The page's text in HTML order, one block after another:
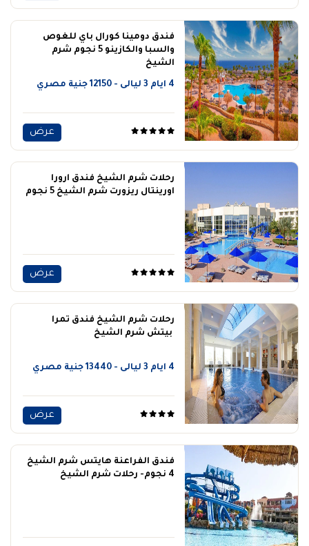
فندق دومينا كورال باي للغوص
والسبا والكازينو 5 نجوم شرم
الشيخ
4 ايام 3 ليالى - 12150 جنية مصري
عرض
رحلات شرم الشيخ فندق ارورا
اورينتال ريزورت شرم الشيخ 5 نجوم
عرض
رحلات شرم الشيخ فندق تمرا
بيتش شرم الشيخ
4 ايام 3 ليالى - 13440 جنية مصري
عرض
فندق الفراعنة هايتس شرم الشيخ
4 نجوم- رحلات شرم الشيخ